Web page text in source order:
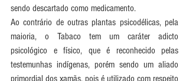
sendo descartado como medicamento.
Ao contrário de outras plantas psicodélicas, pela
maioria, o Tabaco tem um caráter adicto
psicológico e físico, que é reconhecido pelas
testemunhas indígenas, porém sendo um aliado
primordial dos xamãs, pois é utilizado com respeito